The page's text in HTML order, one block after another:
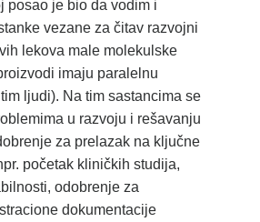
posao je bio da vodim i
vezane za čitav razvojni
lekova male molekulske
imaju paralelnu
ljudi). Na tim sastancima se
u razvoju i rešavanju
za prelazak na ključne
početak kliničkih studija,
odobrenje za
dokumentacije